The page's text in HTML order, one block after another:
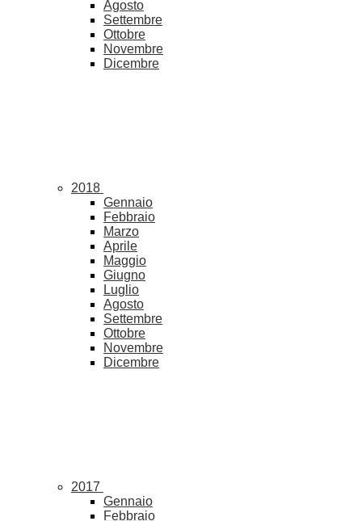
Agosto
Settembre
Ottobre
Novembre
Dicembre
2018
Gennaio
Febbraio
Marzo
Aprile
Maggio
Giugno
Luglio
Agosto
Settembre
Ottobre
Novembre
Dicembre
2017
Gennaio
Febbraio